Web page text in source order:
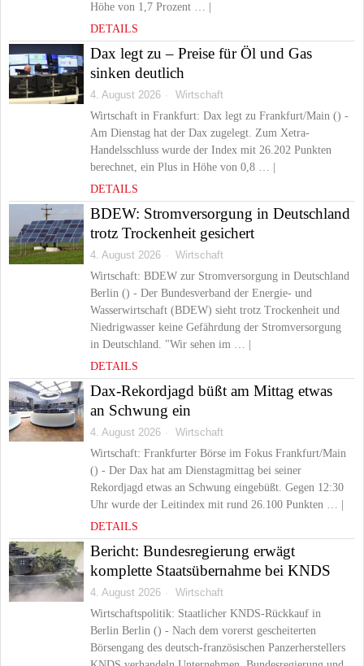
Höhe von 1,7 Prozent … |
DETAILS
Dax legt zu – Preise für Öl und Gas
sinken deutlich
4. August 2026
Wirtschaft
Wirtschaft in Frankfurt: Dax legt zu Frankfurt/Main () -
Am Dienstag hat der Dax zugelegt. Zum Xetra-
Handelsschluss wurde der Index mit 26.202 Punkten
berechnet, ein Plus in Höhe von 0,8 … |
DETAILS
BDEW: Stromversorgung in Deutschland
trotz Trockenheit gesichert
4. August 2026
Wirtschaft
Wirtschaft: BDEW zur Stromversorgung in Deutschland
Berlin () - Der Bundesverband der Energie- und
Wasserwirtschaft (BDEW) sieht trotz Trockenheit und
Niedrigwasser keine Gefährdung der Stromversorgung
in Deutschland. "Wir sehen im … |
DETAILS
Dax-Rekordjagd büßt am Mittag etwas
an Schwung ein
4. August 2026
Wirtschaft
Wirtschaft: Frankfurter Börse im Fokus Frankfurt/Main
() - Der Dax hat am Dienstagmittag bei seiner
Rekordjagd etwas an Schwung eingebüßt. Gegen 12:30
Uhr wurde der Leitindex mit rund 26.100 Punkten … |
DETAILS
Bericht: Bundesregierung erwägt
komplette Staatsübernahme bei KNDS
4. August 2026
Wirtschaft
Wirtschaftspolitik: Staatlicher KNDS-Rückkauf in
Berlin Berlin () - Nach dem vorerst gescheiterten
Börsengang des deutsch-französischen Panzerherstellers